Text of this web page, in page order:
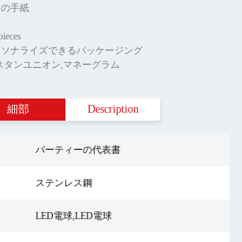
手紙
ナライズできるパッケージング
タンユニオン,マネーグラム
細部 Description
パーティーの代表書
ステンレス鋼
LED電球,LED電球